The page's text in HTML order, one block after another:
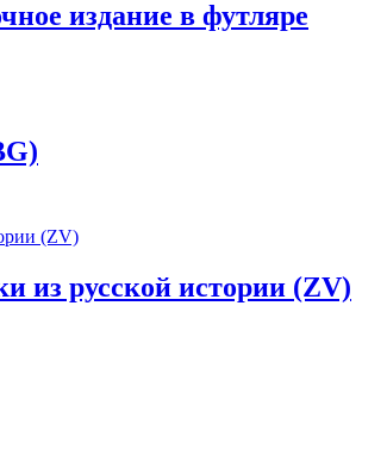
издание в футляре
из русской истории (ZV)